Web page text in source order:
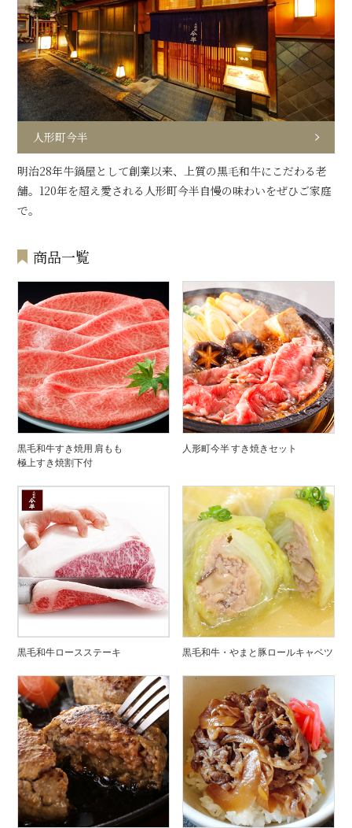
人形町今半
明治28年牛鍋屋として創業以来、上質の黒毛和牛にこだわる老
舗。120年を超え愛される人形町今半自慢の味わいをぜひご家庭
で。
商品一覧
黒毛和牛すき焼用 肩もも
極上すき焼割下付
人形町今半 すき焼きセット
黒毛和牛ロースステーキ 黒毛和牛・やまと豚ロールキャベツ